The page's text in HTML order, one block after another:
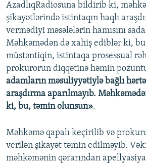
AzadlıqRadiosuna bildirib ki,
şikayətlərində istintaqın haqlı
vermədiyi məsələlərin hamısını
Məhkəmədən də xahiş ediblər ki,
müstəntiqin, istintaqa prosessual
prokurorun diqqətinə həmin
adamların məsuliyyətiylə bağlı
araşdırma aparılmayıb.
ki, bu, təmin olunsun».
Məhkəmə qapalı keçirilib və
verilən şikayət təmin edilməyib.
məhkəmənin qərarından